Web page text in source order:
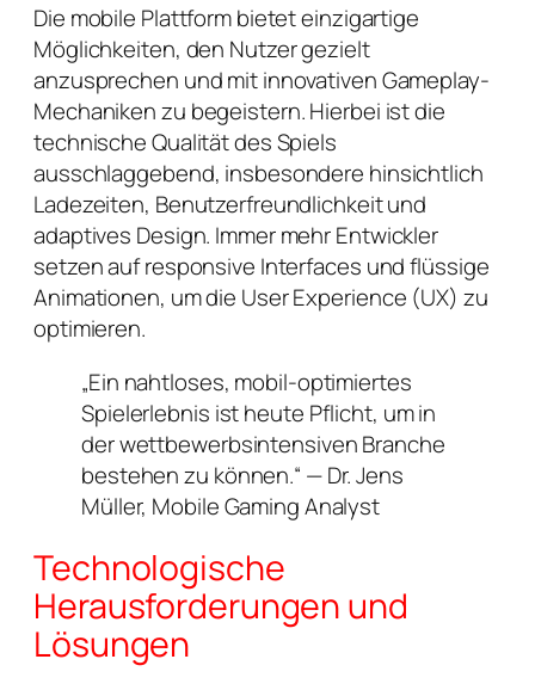
Die mobile Plattform bietet einzigartige
Möglichkeiten, den Nutzer gezielt
anzusprechen und mit innovativen Gameplay-
Mechaniken zu begeistern. Hierbei ist die
technische Qualität des Spiels
ausschlaggebend, insbesondere hinsichtlich
Ladezeiten, Benutzerfreundlichkeit und
adaptives Design. Immer mehr Entwickler
setzen auf responsive Interfaces und flüssige
Animationen, um die User Experience (UX) zu
optimieren.
„Ein nahtloses, mobil-optimiertes
Spielerlebnis ist heute Pflicht, um in
der wettbewerbsintensiven Branche
bestehen zu können.“ — Dr. Jens
Müller, Mobile Gaming Analyst
Technologische
Herausforderungen und
Lösungen